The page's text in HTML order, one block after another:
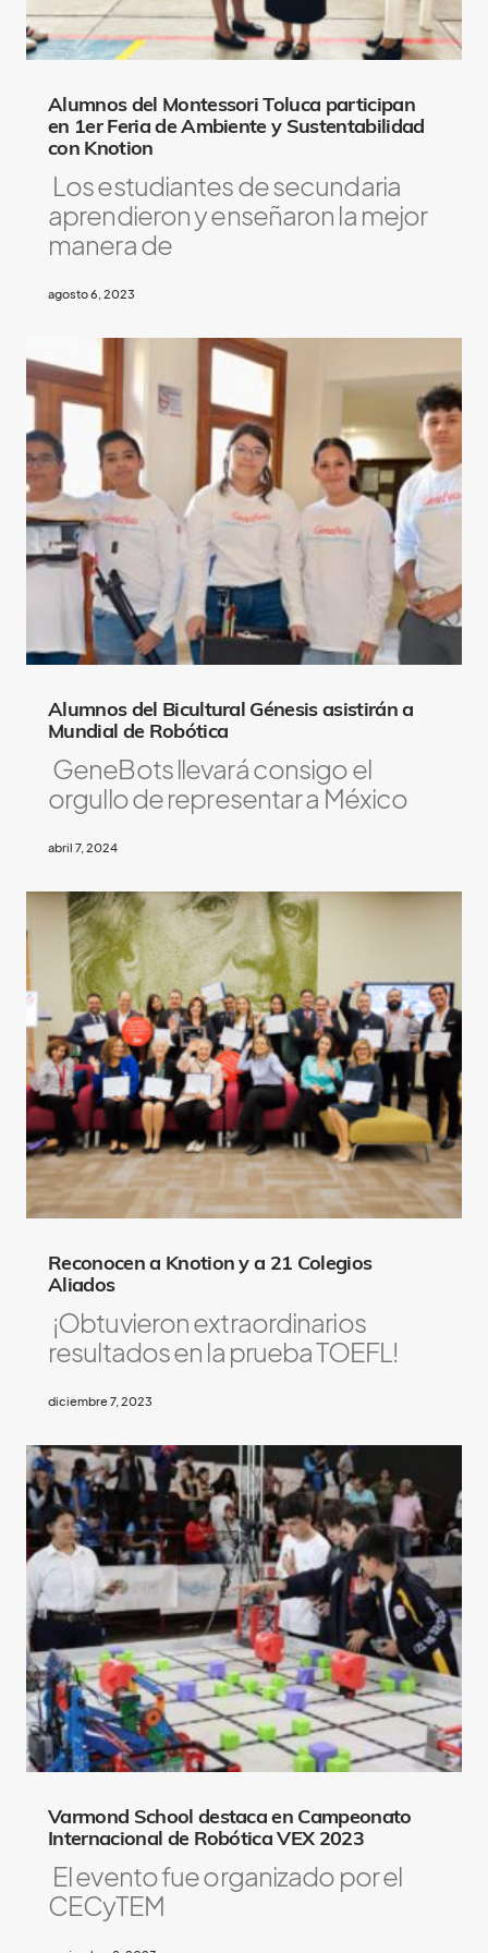
k
e
Alumnos del Montessori Toluca participan
en 1er Feria de Ambiente y Sustentabilidad
con Knotion
Los estudiantes de secundaria
aprendieron y enseñaron la mejor
manera de
agosto 6, 2023
Alumnos del Bicultural Génesis asistirán a
Mundial de Robótica
GeneBots llevará consigo el
orgullo de representar a México
abril 7, 2024
Reconocen a Knotion y a 21 Colegios
Aliados
¡Obtuvieron extraordinarios
resultados en la prueba TOEFL!
diciembre 7, 2023
Varmond School destaca en Campeonato
Internacional de Robótica VEX 2023
El evento fue organizado por el
CECyTEM